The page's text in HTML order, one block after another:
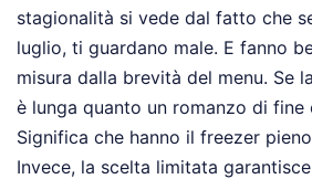
stagionalità si vede dal fatto che
luglio, ti guardano male. E fanno
misura dalla brevità del menu. Se
è lunga quanto un romanzo di
Significa che hanno il freezer
Invece, la scelta limitata